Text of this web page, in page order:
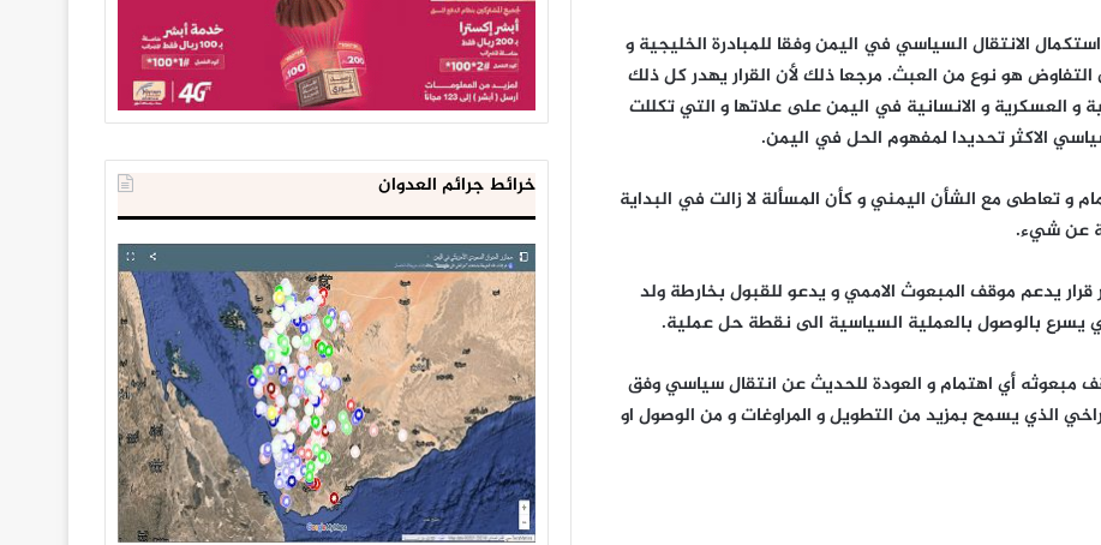
الانتقال السياسي في اليمن وفقا للمبادرة الخليجية و
هو نوع من العبث. مرجعا ذلك لأن القرار يهدر كل ذلك
و العسكرية و الانسانية في اليمن على علاتها و التي تكللت
الاكثر تحديدا لمفهوم الحل في اليمن.
و تعاطى مع الشأن اليمني و كأن المسألة لا زالت في البداية
عن شيء.
يدعم موقف المبعوث الاممي و يدعو للقبول بخارطة ولد
يسرع بالوصول بالعملية السياسية الى نقطة حل عملية.
مبعوثه أي اهتمام و العودة للحديث عن انتقال سياسي وفق
الذي يسمح بمزيد من التطويل و المراوغات و من الوصول او
خرائط جرائم العدوان